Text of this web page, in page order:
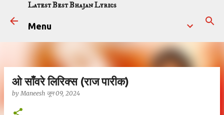
सीधे मुख्य सामग्री पर जाएं
Latest Best Bhajan Lyrics
Menu
ओ साँवरे लिरिक्स (राज पारीक)
byManeesh जून 09, 2024